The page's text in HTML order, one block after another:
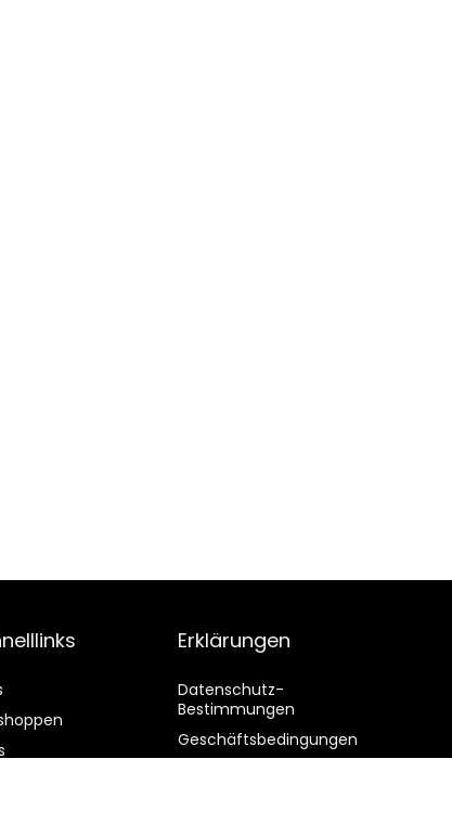
Erklärungen
Datenschutz-
Bestimmungen
Geschäftsbedingungen